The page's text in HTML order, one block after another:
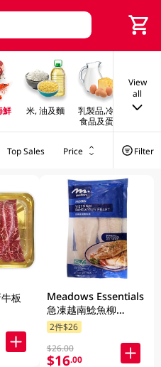
鮮 米, 油及麵
乳製品,冷凍
食品及蛋類
早餐
View
all
Top Sales Price Filter
板
Meadows Essentials
急凍越南鯰魚柳
200GM
2件$26
$26.00
$16.00